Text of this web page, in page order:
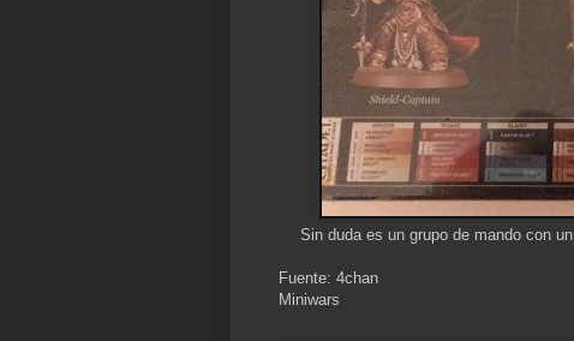
Sin duda es un grupo de mando con un
Fuente: 4chan
Miniwars